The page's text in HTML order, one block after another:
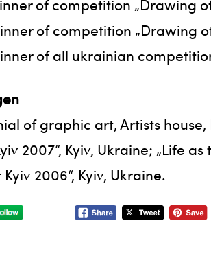
of competition „Drawing
of competition „Drawing
of all ukrainian
of graphic art, Artists house,
2007“, Kyiv, Ukraine; „Life
2006“, Kyiv, Ukraine.